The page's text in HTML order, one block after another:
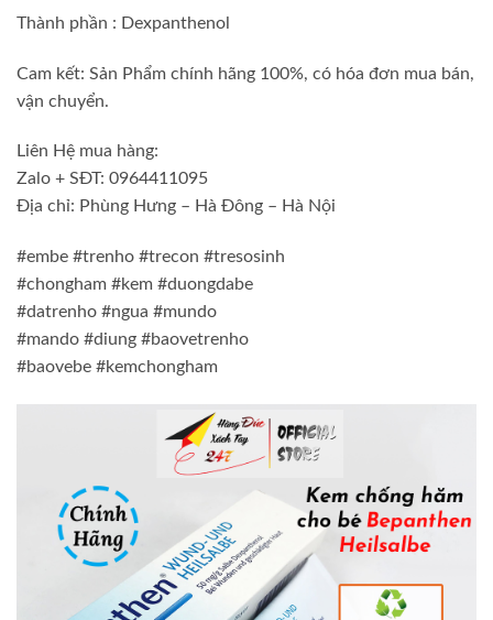
Thành phần : Dexpanthenol
Cam kết: Sản Phẩm chính hãng 100%, có hóa đơn mua bán,
vận chuyển.
Liên Hệ mua hàng:
Zalo + SĐT: 0964411095
Địa chỉ: Phùng Hưng – Hà Đông – Hà Nội
#embe #trenho #trecon #tresosinh
#chongham #kem #duongdabe
#datrenho #ngua #mundo
#mando #diung #baovetrenho
#baovebe #kemchongham